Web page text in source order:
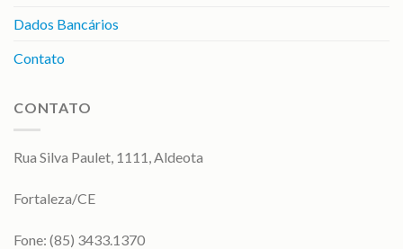
Dados Bancários
Contato
CONTATO
Rua Silva Paulet, 1111, Aldeota
Fortaleza/CE
Fone: (85) 3433.1370